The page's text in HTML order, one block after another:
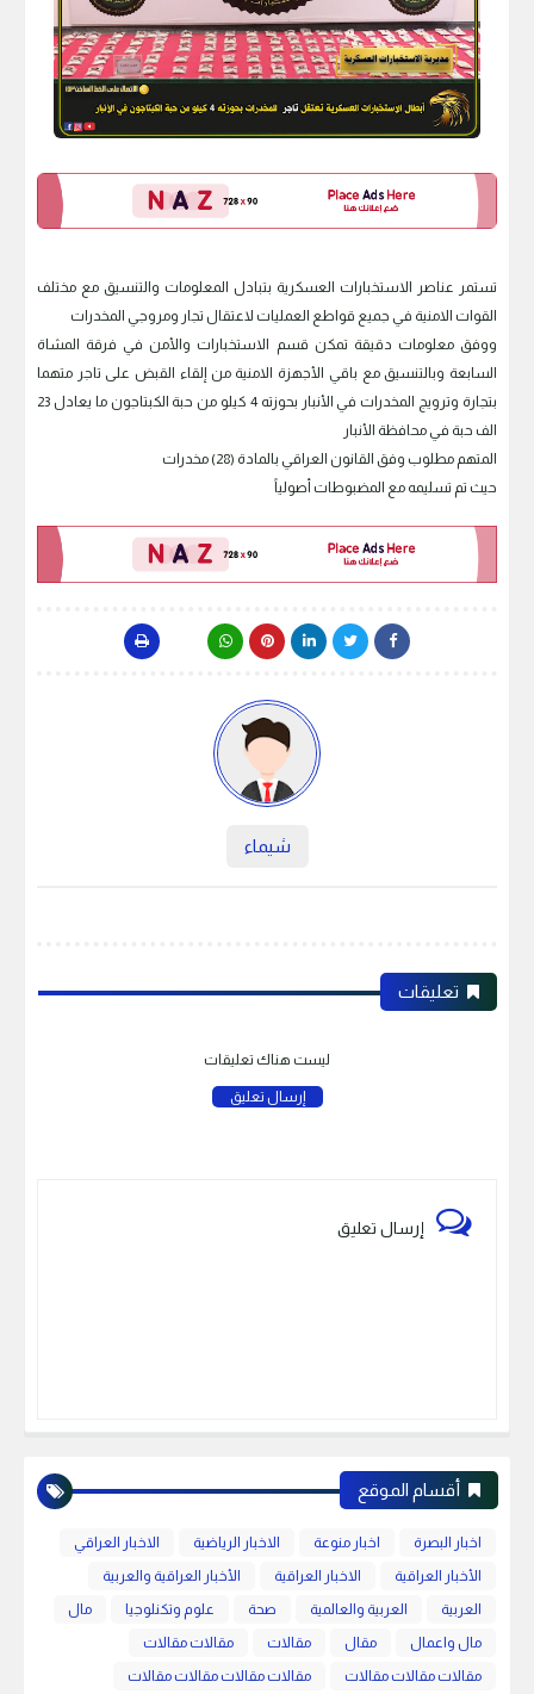
تستمر عناصر الاستخبارات العسكرية بتبادل المعلومات والتنسيق مع مختلف
القوات الامنية في جميع قواطع العمليات لاعتقال تجار ومروجي المخدرات
ووفق معلومات دقيقة تمكن قسم الاستخبارات والأمن في فرقة المشاة
السابعة وبالتنسيق مع باقي الأجهزة الامنية من إلقاء القبض على تاجر متهما
بتجارة وترويج المخدرات في الأنبار بحوزته 4 كيلو من حبة الكبتاجون ما يعادل 23
الف حبة في محافظة الأنبار
المتهم مطلوب وفق القانون العراقي بالمادة (28) مخدرات
حيث تم تسليمه مع المضبوطات أصولياً
شيماء
تعليقات
ليست هناك تعليقات
إرسال تعليق
إرسال تعليق
أقسام الموقع
اخبار البصرة اخبار منوعة الاخبار الرياضية
الاخبار العراقي
الأخبار العراقية
الاخبار العراقية
الأخبار العراقية والعربية
العربية
العربية والعالمية صحة علوم وتكنلوجيا
مال
مال واعمال
مقال مقالات
مقالات مقالات
مقالات مقالات مقالات
مقالات مقالات مقالات مقالات